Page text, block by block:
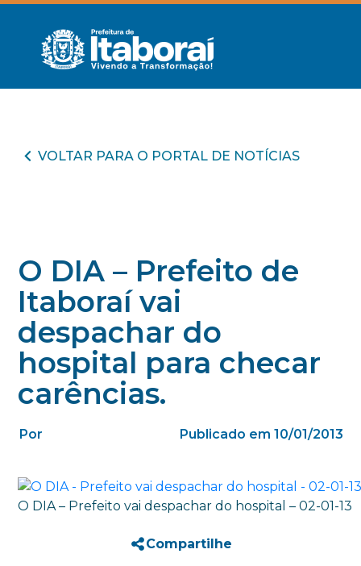
VOLTAR PARA O PORTAL DE NOTÍCIAS
O DIA – Prefeito de
Itaboraí vai
despachar do
hospital para checar
carências.
Por Publicado em 10/01/2013
O DIA – Prefeito vai despachar do hospital – 02-01-13
Compartilhe